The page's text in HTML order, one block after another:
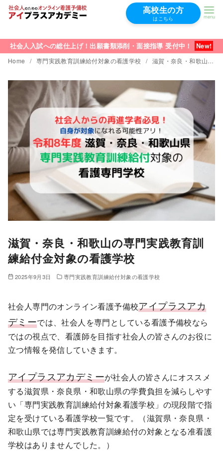
高校生の方
はこちら
社会人入試への総仕上げ！出願書類添削・面接指導 受付中！
Home 専門実践教育訓練給付対象の看護学校 滋賀・奈良・和歌山の専門実践教育訓練給付金対象の看護学校
滋賀・奈良・和歌山の専門実践教育訓
練給付金対象の看護学校
2025年9月3日 専門実践教育訓練給付対象の看護学校
社会人専門のオンライン看護予備校アイプラスアカ
デミーでは、社会人を専門としている看護予備校なら
ではの視点で、看護師を目指す社会人の皆さんのお役に
立つ情報を発信していきます。
アイプラスアカデミーが社会人の皆さんにオススメ
する滋賀県・奈良県・和歌山県の学費負担を減らしやす
い「専門実践教育訓練給付対象看護学校」の現段階で指
定を受けている看護学校一覧です。（滋賀県・奈良県・
和歌山県では専門実践教育訓練給付の対象となる准看護
学校はありませんでした。）